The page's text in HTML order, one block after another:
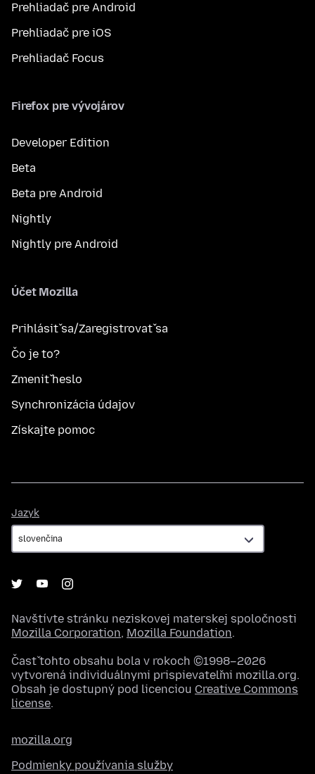
Prehliadač pre Android
Prehliadač pre iOS
Prehliadač Focus
Firefox pre vývojárov
Developer Edition
Beta
Beta pre Android
Nightly
Nightly pre Android
Účet Mozilla
Prihlásiť sa/Zaregistrovať sa
Čo je to?
Zmeniť heslo
Synchronizácia údajov
Získajte pomoc
Jazyk
Navštívte stránku neziskovej materskej spoločnosti
Mozilla Corporation, Mozilla Foundation.
Časť tohto obsahu bola v rokoch ©1998–2026
vytvorená individuálnymi prispievateľmi mozilla.org.
Obsah je dostupný pod licenciou Creative Commons
license.
mozilla.org
Podmienky používania služby